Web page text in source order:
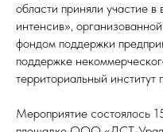
области приняли участие
интенсив»,
фондом поддержки
поддержке
территориальный
Мероприятие состоялось